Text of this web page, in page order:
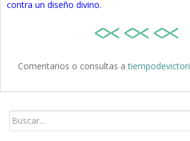
contra un diseño divino.
Comentarios o consultas a